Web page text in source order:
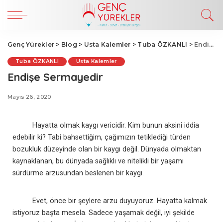
Genç Yürekler > Blog > Usta Kalemler > Tuba ÖZKANLI > Endişe Sermayedir
Tuba ÖZKANLI Usta Kalemler
Endişe Sermayedir
Mayıs 26, 2020
Hayatta olmak kaygı vericidir. Kim bunun aksini iddia
edebilir ki? Tabi bahsettiğim, çağımızın tetiklediği türden
bozukluk düzeyinde olan bir kaygı değil. Dünyada olmaktan
kaynaklanan, bu dünyada sağlıklı ve nitelikli bir yaşamı
sürdürme arzusundan beslenen bir kaygı.
Evet, önce bir şeylere arzu duyuyoruz. Hayatta kalmak
istiyoruz başta mesela. Sadece yaşamak değil, iyi şekilde